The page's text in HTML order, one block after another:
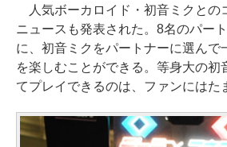
人気ボーカロイド・初音ミクとの
ニュースも発表された。8名のパー
に、初音ミクをパートナーに選んで
を楽しむことができる。等身大の初
てプレイできるのは、ファンにはた